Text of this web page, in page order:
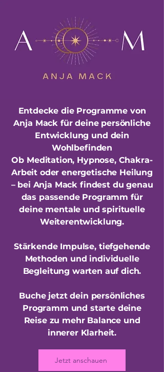
Entdecke die Programme von
Anja Mack für deine persönliche
Entwicklung und dein
Wohlbefinden
Ob Meditation, Hypnose, Chakra-
Arbeit oder energetische Heilung
– bei Anja Mack findest du genau
das passende Programm für
deine mentale und spirituelle
Weiterentwicklung.
Stärkende Impulse, tiefgehende
Methoden und individuelle
Begleitung warten auf dich.
Buche jetzt dein persönliches
Programm und starte deine
Reise zu mehr Balance und
innerer Klarheit.
Jetzt anschauen